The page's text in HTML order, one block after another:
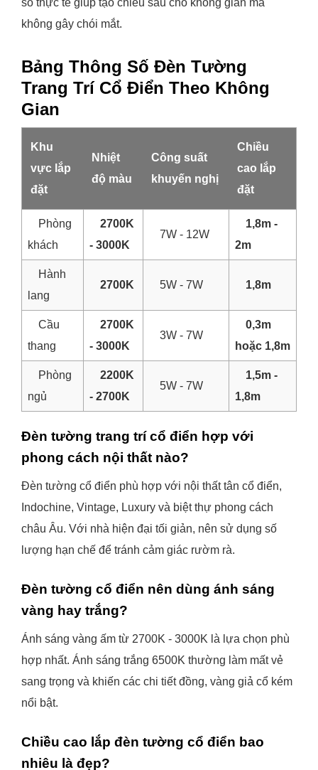
số thực tế giúp tạo chiều sâu cho không gian mà
không gây chói mắt.
Bảng Thông Số Đèn Tường
Trang Trí Cổ Điển Theo Không
Gian
Khu
vực lắp
đặt
Nhiệt
độ màu
Công suất
khuyến nghị
Chiều
cao lắp
đặt
Phòng
khách
2700K
- 3000K
7W - 12W
1,8m -
2m
Hành
lang
2700K 5W - 7W 1,8m
Cầu
thang
2700K
- 3000K
3W - 7W
0,3m
hoặc 1,8m
Phòng
ngủ
2200K
- 2700K
5W - 7W
1,5m -
1,8m
Đèn tường trang trí cổ điển hợp với
phong cách nội thất nào?
Đèn tường cổ điển phù hợp với nội thất tân cổ điển,
Indochine, Vintage, Luxury và biệt thự phong cách
châu Âu. Với nhà hiện đại tối giản, nên sử dụng số
lượng hạn chế để tránh cảm giác rườm rà.
Đèn tường cổ điển nên dùng ánh sáng
vàng hay trắng?
Ánh sáng vàng ấm từ 2700K - 3000K là lựa chọn phù
hợp nhất. Ánh sáng trắng 6500K thường làm mất vẻ
sang trọng và khiến các chi tiết đồng, vàng giả cổ kém
nổi bật.
Chiều cao lắp đèn tường cổ điển bao
nhiêu là đẹp?